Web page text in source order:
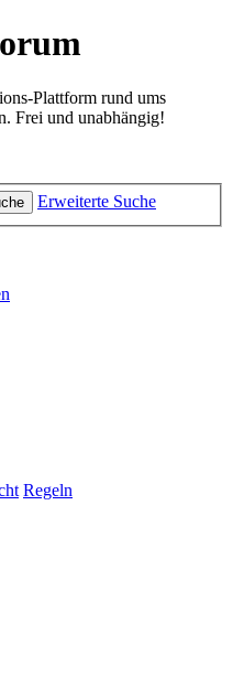
Plattform rund ums
Frei und unabhängig!
Erweiterte Suche
Regeln